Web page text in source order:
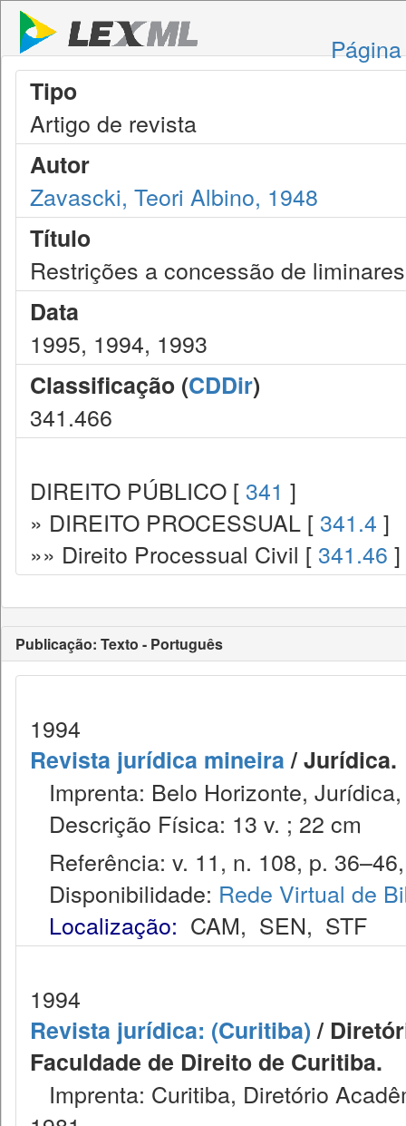
Tipo
Artigo de revista
Autor
Zavascki, Teori Albino, 1948
Título
Restrições a concessão de liminares
Data
1995, 1994, 1993
Classificação (CDDir)
341.466
DIREITO PÚBLICO [ 341 ]
» DIREITO PROCESSUAL [ 341.4 ]
»» Direito Processual Civil [ 341.46 ]
Publicação: Texto - Português
1994
Revista jurídica mineira/ Jurídica.
Imprenta: Belo Horizonte,
Descrição Física: 13 v. ; 22 cm
Referência: v. 11, n. 108, p.
Disponibilidade: Rede Virtual de
Localização: CAM, SEN, STF
1994
Revista jurídica: (Curitiba)/
Faculdade de Direito de Curitiba.
Imprenta: Curitiba, Diretório